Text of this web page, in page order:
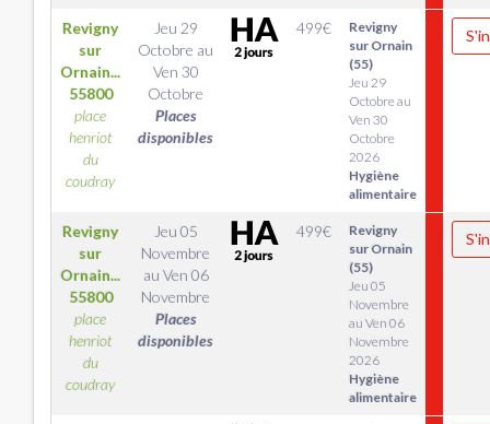
Revigny
sur
Ornain...
55800
place
henriot
du
coudray
Jeu 29
Octobre au
Ven 30
Octobre
Places
disponibles
499€
Revigny
sur Ornain
(55)
Jeu 29
Octobre au
Ven 30
Octobre
2026
Hygiène
alimentaire
Revigny
sur
Ornain...
55800
place
henriot
du
coudray
Jeu 05
Novembre
au Ven 06
Novembre
Places
disponibles
499€
Revigny
sur Ornain
(55)
Jeu 05
Novembre
au Ven 06
Novembre
2026
Hygiène
alimentaire